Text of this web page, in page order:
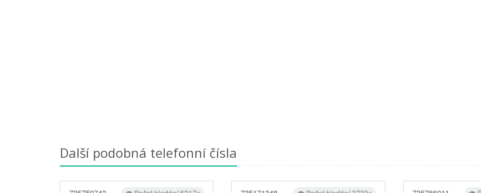
Další podobná telefonní čísla